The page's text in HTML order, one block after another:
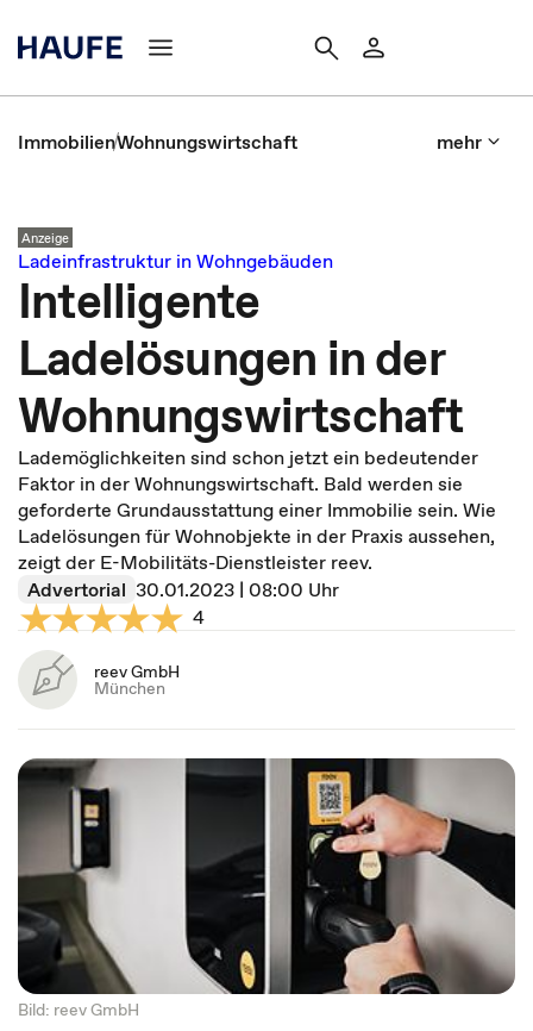
ImmobilienWohnungswirtschaft mehr
Anzeige
Ladeinfrastruktur in Wohngebäuden
Intelligente
Ladelösungen in der
Wohnungswirtschaft
Lademöglichkeiten sind schon jetzt ein bedeutender
Faktor in der Wohnungswirtschaft. Bald werden sie
geforderte Grundausstattung einer Immobilie sein. Wie
Ladelösungen für Wohnobjekte in der Praxis aussehen,
zeigt der E-Mobilitäts-Dienstleister reev.
Advertorial 30.01.2023 | 08:00 Uhr
4
reev GmbH
München
Bild: reev GmbH